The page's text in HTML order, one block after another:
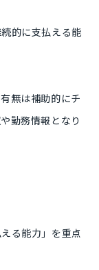
的に支払える能
無は補助的にチ
勤務情報となり
る能力」を重点